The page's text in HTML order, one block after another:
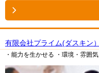
有限会社プライム(ダスキン）
・能力を生かせる ・環境・雰囲気